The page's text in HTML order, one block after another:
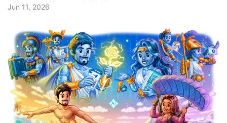
Jun 11, 2026